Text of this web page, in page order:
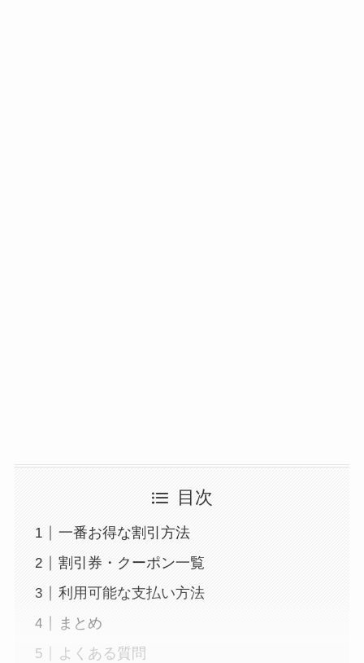
目次
一番お得な割引方法
割引券・クーポン一覧
利用可能な支払い方法
まとめ
よくある質問